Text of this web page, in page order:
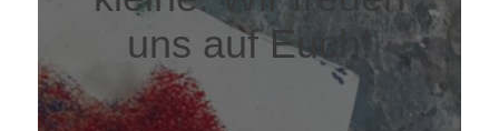
uns auf Euch!